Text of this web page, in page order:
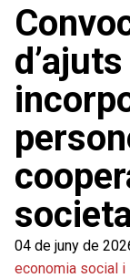
04 de juny de
economia social i